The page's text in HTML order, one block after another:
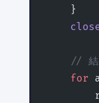
    }
// 結
    for